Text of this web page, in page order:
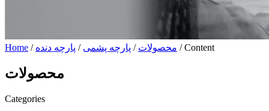
Home / محصولات / پارچه پشمی / پارچه دنده / Content
محصولات
Categories